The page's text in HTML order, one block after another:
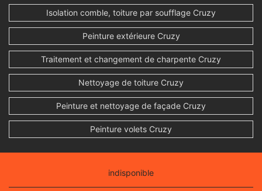
Isolation comble, toiture par soufflage Cruzy
Peinture extérieure Cruzy
Traitement et changement de charpente Cruzy
Nettoyage de toiture Cruzy
Peinture et nettoyage de façade Cruzy
Peinture volets Cruzy
indisponible